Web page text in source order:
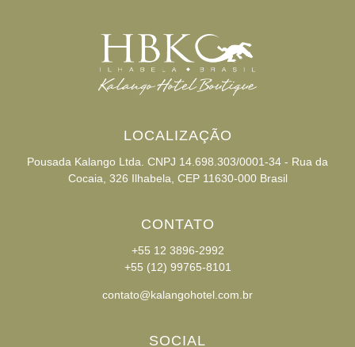
LOCALIZAÇÃO
Pousada Kalango Ltda. CNPJ 14.698.303/0001-34 - Rua da
Cocaia, 326 Ilhabela, CEP 11630-000 Brasil
CONTATO
+55 12 3896-2992
+55 (12) 99765-8101
contato@kalangohotel.com.br
SOCIAL